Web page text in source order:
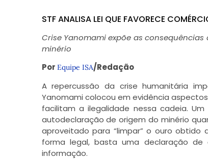
STF ANALISA LEI QUE FAVORECE
Crise Yanomami expõe as
minério
Por Equipe ISA/Redação
A repercussão da crise humanitária
Yanomami colocou em evidência
facilitam a ilegalidade nessa cadeia.
autodeclaração de origem do minério
aproveitado para “limpar” o ouro
forma legal, basta uma declaração
informação.